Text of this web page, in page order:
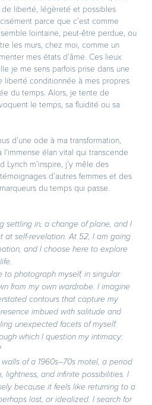
liberté, légèreté et possibles
parce que c’est comme
lointaine, peut-être perdue, ou
les murs, chez moi, comme un
mes états d’âme. Ces lieux
je me sens parfois prise dans une
liberté conditionnée à mes propres
du temps. Alors, je tente de
le temps, sa fluidité ou sa
d’une ode à ma transformation,
élan vital qui transcende
m’inspire, j’y mêle des
d’autres femmes et des
du temps qui passe.
settling in, a change of plane, and I
at self-revelation. At 52, I am going
and I choose here to explore
to photograph myself, in singular
from my own wardrobe. I imagine
contours that capture my
imbued with solitude and
unexpected facets of myself.
which I question my intimacy:
of a 1960s–70s motel, a period
lightness, and infinite possibilities. I
because it feels like returning to a
lost, or idealized. I search for